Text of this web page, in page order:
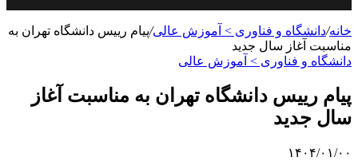
خانه/دانشگاه و فناوری > آموزش عالی/پیام رییس دانشگاه تهران به
مناسبت آغاز سال جدید
دانشگاه و فناوری > آموزش عالی
پیام رییس دانشگاه تهران به مناسبت آغاز
سال جدید
۱۴۰۴/۰۱/۰۰